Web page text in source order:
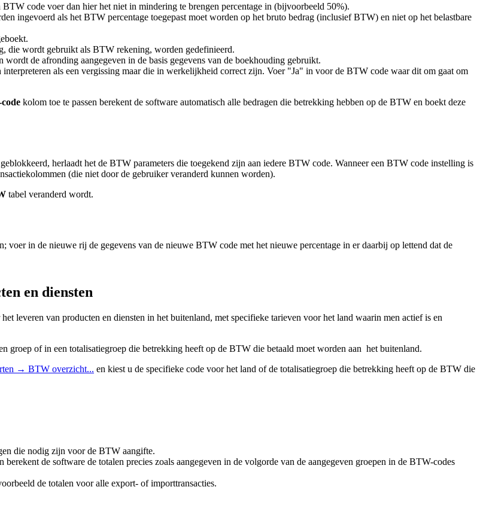
code voer dan hier het niet in mindering te brengen percentage in (bijvoorbeeld 50%).
ingevoerd als het BTW percentage toegepast moet worden op het bruto bedrag (inclusief BTW) en niet op het belastbare
die wordt gebruikt als BTW rekening, worden gedefinieerd.
de afronding aangegeven in de basis gegevens van de boekhouding gebruikt.
interpreteren als een vergissing maar die in werkelijkheid correct zijn. Voer "Ja" in voor de BTW code waar dit om gaat om
kolom toe te passen berekent de software automatisch alle bedragen die betrekking hebben op de BTW en boekt deze
herlaadt het de BTW parameters die toegekend zijn aan iedere BTW code. Wanneer een BTW code instelling is
(die niet door de gebruiker veranderd kunnen worden).
tabel veranderd wordt.
voer in de nieuwe rij de gegevens van de nieuwe BTW code met het nieuwe percentage in er daarbij op lettend dat de
en diensten
leveren van producten en diensten in het buitenland, met specifieke tarieven voor het land waarin men actief is en
of in een totalisatiegroep die betrekking heeft op de BTW die betaald moet worden aan het buitenland.
→ BTW overzicht... en kiest u de specifieke code voor het land of de totalisatiegroep die betrekking heeft op de BTW die
die nodig zijn voor de BTW aangifte.
berekent de software de totalen precies zoals aangegeven in de volgorde van de aangegeven groepen in de BTW-codes
de totalen voor alle export- of importtransacties.